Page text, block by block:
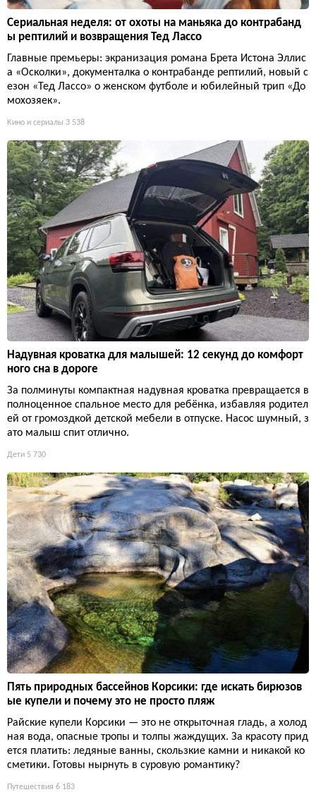
Сериальная неделя: от охоты на маньяка до контрабанд
ы рептилий и возвращения Тед Лассо
Главные премьеры: экранизация романа Брета Истона Эллис
а «Осколки», документалка о контрабанде рептилий, новый с
езон «Тед Лассо» о женском футболе и юбилейный трип «До
мохозяек».
Кино и сериалы 3 538
Надувная кроватка для малышей: 12 секунд до комфорт
ного сна в дороге
За полминуты компактная надувная кроватка превращается в
полноценное спальное место для ребёнка, избавляя родител
ей от громоздкой детской мебели в отпуске. Насос шумный, з
ато малыш спит отлично.
Дети 5 730
Пять природных бассейнов Корсики: где искать бирюзов
ые купели и почему это не просто пляж
Райские купели Корсики — это не открыточная гладь, а холод
ная вода, опасные тропы и толпы жаждущих. За красоту прид
ется платить: ледяные ванны, скользкие камни и никакой ко
сметики. Готовы нырнуть в суровую романтику?
Путешествия 6 183